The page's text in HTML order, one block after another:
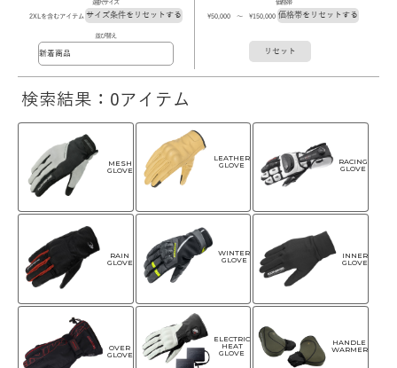
選択サイズ
2XLを含むアイテム サイズ条件をリセットする
価格帯
\50,000 ～ \150,000 価格帯をリセットする
並び替え
リセット
検索結果：0アイテム
MESH
GLOVE
LEATHER
GLOVE
RACING
GLOVE
RAIN
GLOVE
WINTER
GLOVE
INNER
GLOVE
OVER
GLOVE
ELECTRIC
HEAT
GLOVE
HANDLE
WARMER